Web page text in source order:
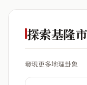
探索基隆
發現更多地理卦象